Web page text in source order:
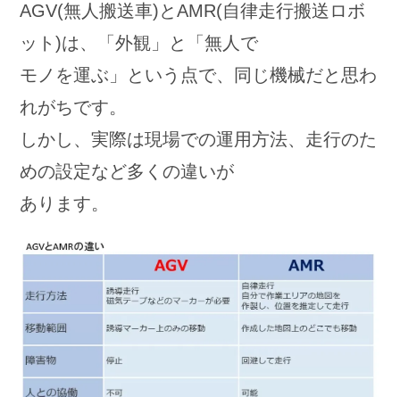
AGV(無人搬送車)とAMR(自律走行搬送ロボ
ット)は、「外観」と「無人で
モノを運ぶ」という点で、同じ機械だと思わ
れがちです。
しかし、実際は現場での運用方法、走行のた
めの設定など多くの違いが
あります。